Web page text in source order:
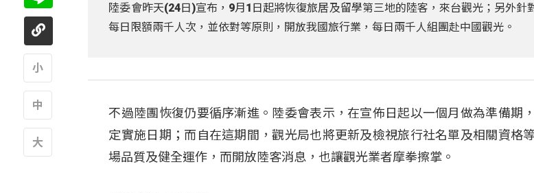
陸委會昨天(24日)宣布，9月1日起將恢復旅居及留學第三地的陸客，來台觀光；另外針
每日限額兩千人次，並依對等原則，開放我國旅行業，每日兩千人組團赴中國觀光。
不過陸團恢復仍要循序漸進。陸委會表示，在宣佈日起以一個月做為準備期
定實施日期；而自在這期間，觀光局也將更新及檢視旅行社名單及相關資格
場品質及健全運作，而開放陸客消息，也讓觀光業者摩拳擦掌。